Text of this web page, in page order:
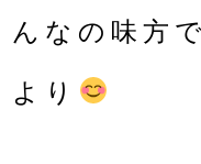
んなの味方
より